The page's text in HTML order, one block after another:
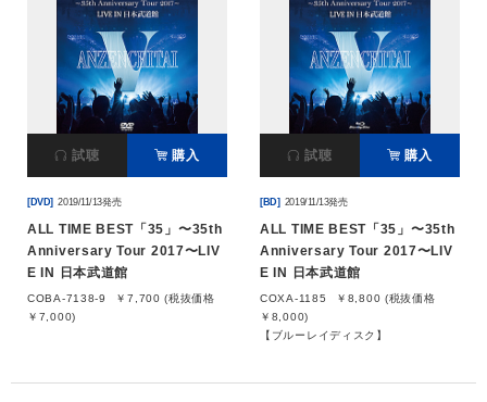
試聴 購入
[DVD] 2019/11/13発売
ALL TIME BEST「35」〜35th
Anniversary Tour 2017〜LIV
E IN 日本武道館
COBA-7138-9
￥7,700 (税抜価格
￥7,000)
試聴 購入
[BD] 2019/11/13発売
ALL TIME BEST「35」〜35th
Anniversary Tour 2017〜LIV
E IN 日本武道館
COXA-1185
￥8,800 (税抜価格
￥8,000)
【ブルーレイディスク】